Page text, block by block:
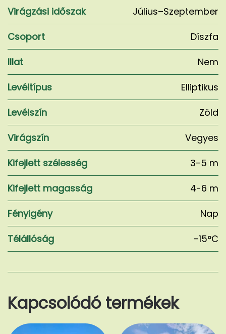
Virágzási időszak
Július–Szeptember
Csoport
Díszfa
Illat
Nem
Levéltípus
Elliptikus
Levélszín
Zöld
Virágszín
Vegyes
Kifejlett szélesség
3-5 m
Kifejlett magasság
4-6 m
Fényigény
Nap
Télállóság
-15°C
Kapcsolódó termékek